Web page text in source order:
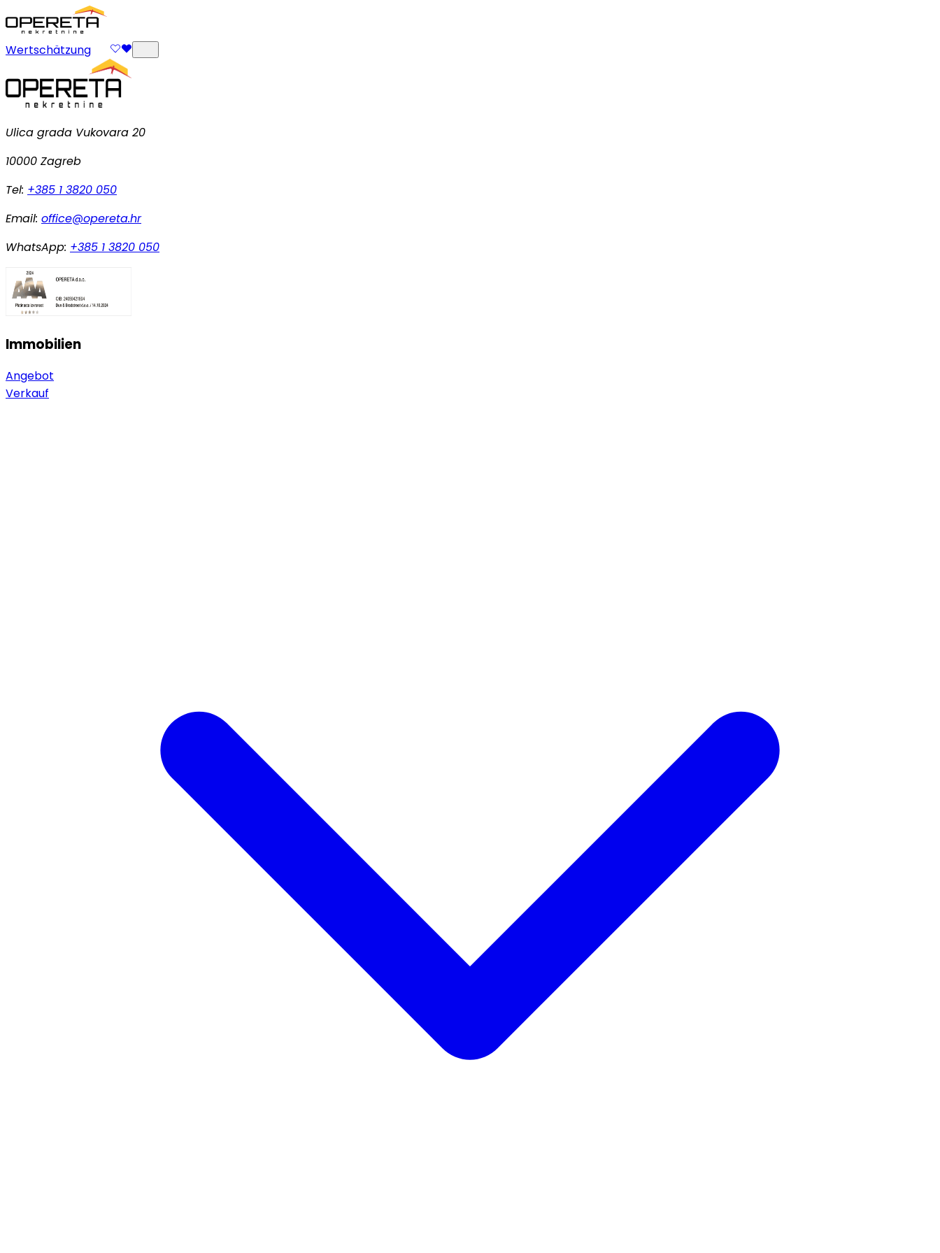
Wertschätzung
Ulica grada Vukovara 20
10000 Zagreb
Tel: +385 1 3820 050
Email: office@opereta.hr
WhatsApp: +385 1 3820 050
Immobilien
Angebot
Verkauf